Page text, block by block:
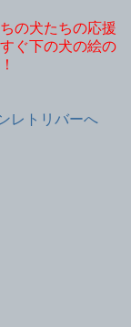
の犬たちの応援
ぐ下の犬の絵の